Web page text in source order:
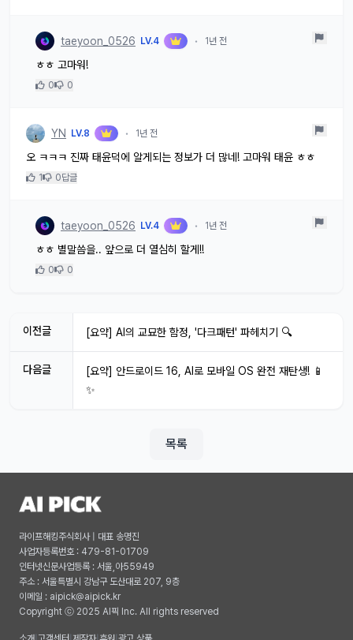
taeyoon_0526 LV.4 • 1년 전
ㅎㅎ 고마워!
0 0
YN LV.8 • 1년 전
오 ㅋㅋㅋ 진짜 태윤덕에 알게되는 정보가 더 많네! 고마워 태윤 ㅎㅎ
1 0답글
taeyoon_0526 LV.4 • 1년 전
ㅎㅎ 별말씀을.. 앞으로 더 열심히 할게!!
0 0
이전글 [요약] AI의 교묘한 함정, '다크패턴' 파헤치기 🔍
다음글
[요약] 안드로이드 16, AI로 모바일 OS 완전 재탄생! 📱
✨
목록
라이프해킹주식회사 | 대표 송명진
사업자등록번호 : 479-81-01709
인터넷신문사업등록 : 서울,아55949
주소 : 서울특별시 강남구 도산대로 207, 9층
이메일 : aipick@aipick.kr
Copyright ⓒ 2025 AI픽 Inc. All rights reserved